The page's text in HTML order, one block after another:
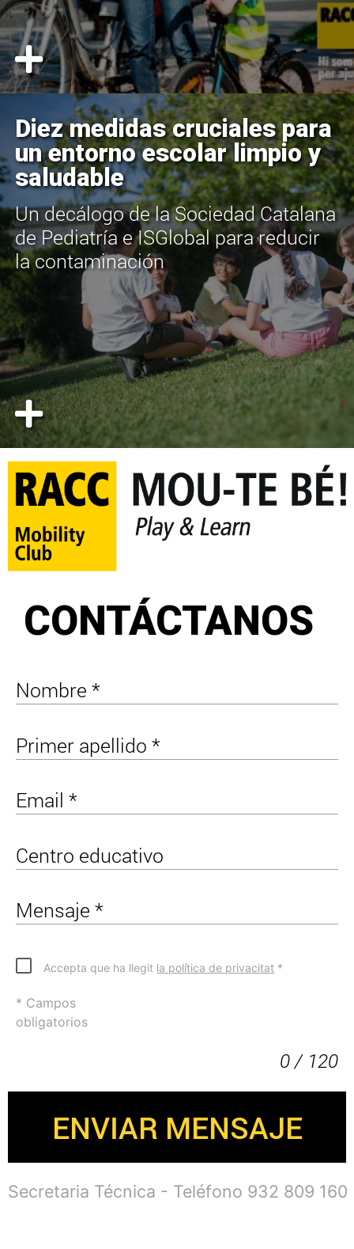
Diez medidas cruciales para
un entorno escolar limpio y
saludable
Un decálogo de la Sociedad Catalana
de Pediatría e ISGlobal para reducir
la contaminación
CONTÁCTANOS
Nombre *
Primer apellido *
Email *
Centro educativo
Mensaje *
Accepta que ha llegit la política de privacitat *
* Campos
obligatorios
0 / 120
ENVIAR MENSAJE
Secretaria Técnica - Teléfono 932 809 160